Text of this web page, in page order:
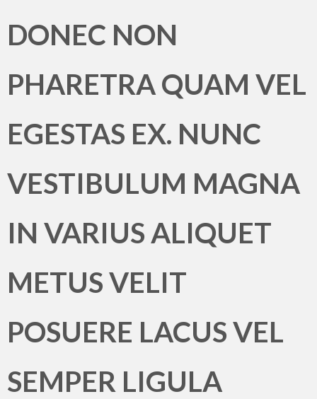
DONEC NON
PHARETRA QUAM VEL
EGESTAS EX. NUNC
VESTIBULUM MAGNA
IN VARIUS ALIQUET
METUS VELIT
POSUERE LACUS VEL
SEMPER LIGULA